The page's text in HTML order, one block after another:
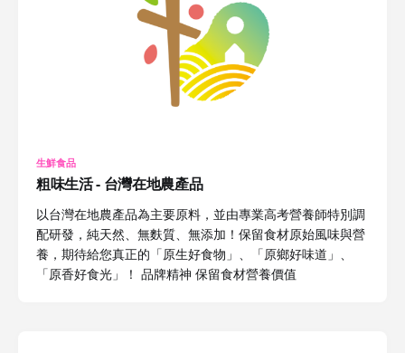
生鮮食品
粗味生活 - 台灣在地農產品
以台灣在地農產品為主要原料，並由專業高考營養師特別調
配研發，純天然、無麩質、無添加！保留食材原始風味與營
養，期待給您真正的「原生好食物」、「原鄉好味道」、
「原香好食光」！ 品牌精神 保留食材營養價值